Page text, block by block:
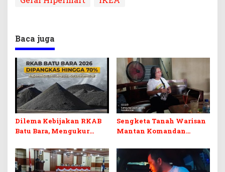
Baca juga
Dilema Kebijakan RKAB
Batu Bara, Mengukur
Penerimaan Negara dan
Kepastian Investasi
Sengketa Tanah Warisan
Mantan Komandan
Warisan Menjadi Arena
Pemerasan